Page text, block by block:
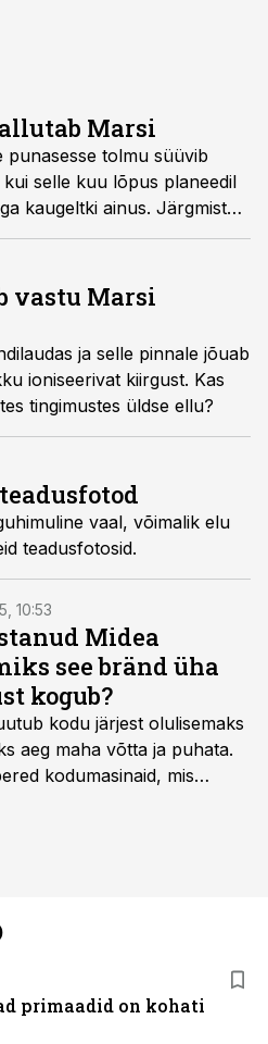
Marsi
punasesse tolmu süüvib
selle kuu lõpus planeedil
kaugeltki ainus. Järgmiste
täiesti uus põlvkond
ja mobiilsete
viimased bastionid ning
elu.
vastu Marsi
ja selle pinnale jõuab
ioniseerivat kiirgust. Kas
tingimustes üldse ellu?
vaal, võimalik elu
teadusfotosid.
10:53
Midea
see bränd üha
kogub?
kodu järjest olulisemaks
aeg maha võtta ja puhata.
kodumasinaid, mis
primaadid on kohati